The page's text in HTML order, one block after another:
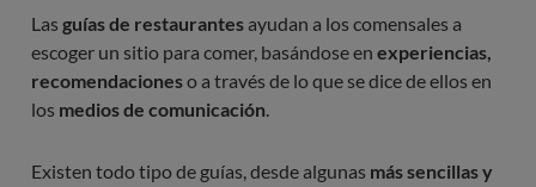
Las guías de restaurantes ayudan a los comensales a
escoger un sitio para comer, basándose en experiencias,
recomendacioneso a través de lo que se dice de ellos en
los medios de comunicación.
Existen todo tipo de guías, desde algunas más sencillas y